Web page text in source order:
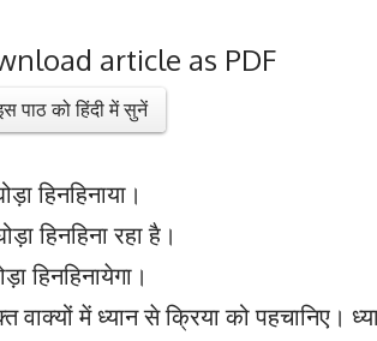
article as PDF
पाठ को हिंदी में सुनें
हिनहिनाया।
हिनहिना रहा है।
हिनहिनायेगा।
वाक्यों में ध्यान से क्रिया को पहचानिए।